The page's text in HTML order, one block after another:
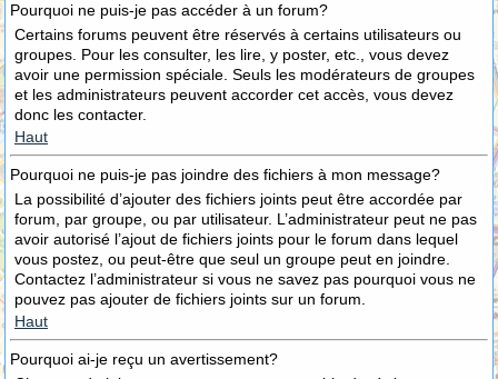
Pourquoi ne puis-je pas accéder à un forum?
Certains forums peuvent être réservés à certains utilisateurs ou
groupes. Pour les consulter, les lire, y poster, etc., vous devez
avoir une permission spéciale. Seuls les modérateurs de groupes
et les administrateurs peuvent accorder cet accès, vous devez
donc les contacter.
Haut
Pourquoi ne puis-je pas joindre des fichiers à mon message?
La possibilité d’ajouter des fichiers joints peut être accordée par
forum, par groupe, ou par utilisateur. L’administrateur peut ne pas
avoir autorisé l’ajout de fichiers joints pour le forum dans lequel
vous postez, ou peut-être que seul un groupe peut en joindre.
Contactez l’administrateur si vous ne savez pas pourquoi vous ne
pouvez pas ajouter de fichiers joints sur un forum.
Haut
Pourquoi ai-je reçu un avertissement?